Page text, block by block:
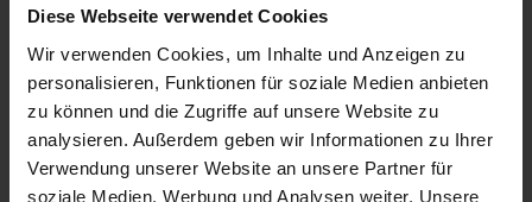
Diese Webseite verwendet Cookies
Wir verwenden Cookies, um Inhalte und Anzeigen zu
personalisieren, Funktionen für soziale Medien anbieten
zu können und die Zugriffe auf unsere Website zu
analysieren. Außerdem geben wir Informationen zu Ihrer
Verwendung unserer Website an unsere Partner für
soziale Medien, Werbung und Analysen weiter. Unsere
Herzen desAmazonas
Der Rio Negro, einer der bedeutendsten Zuflüsse des
Amazonas, fasziniert mit seinen tiefen, dunklen Gewässern
und der üppigen, vielfältigen Natur, die ihn umgibt. Eine
Kreuzfahrt auf dem Rio Negro ist eine einzigartige
Gelegenheit, die beeindruckende Tierwelt zu entdecken,
atemberaubende Landschaften zu genießen und die Kulturen
der indigenen Völker kennenzulernen. Wussten Sie, dass der